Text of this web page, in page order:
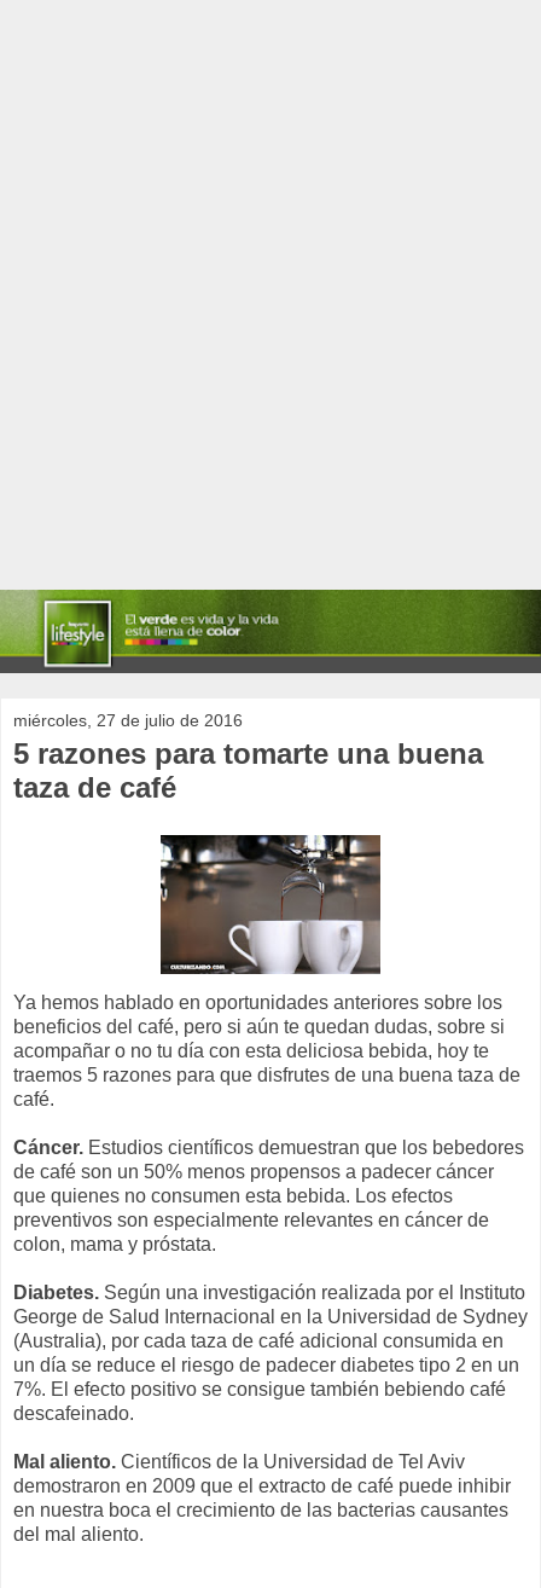
miércoles, 27 de julio de 2016
5 razones para tomarte una buena
taza de café
Ya hemos hablado en oportunidades anteriores sobre los
beneficios del café, pero si aún te quedan dudas, sobre si
acompañar o no tu día con esta deliciosa bebida, hoy te
traemos 5 razones para que disfrutes de una buena taza de
café.
Cáncer. Estudios científicos demuestran que los bebedores
de café son un 50% menos propensos a padecer cáncer
que quienes no consumen esta bebida. Los efectos
preventivos son especialmente relevantes en cáncer de
colon, mama y próstata.
Diabetes. Según una investigación realizada por el Instituto
George de Salud Internacional en la Universidad de Sydney
(Australia), por cada taza de café adicional consumida en
un día se reduce el riesgo de padecer diabetes tipo 2 en un
7%. El efecto positivo se consigue también bebiendo café
descafeinado.
Mal aliento. Científicos de la Universidad de Tel Aviv
demostraron en 2009 que el extracto de café puede inhibir
en nuestra boca el crecimiento de las bacterias causantes
del mal aliento.